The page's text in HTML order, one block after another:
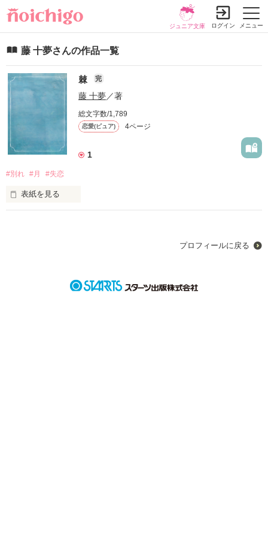
メニュー
ジュニア文庫 ログイン
藤 十夢さんの作品一覧
棘 完
藤 十夢／著
総文字数/1,789
恋愛(ピュア) 4ページ
1
#別れ #月 #失恋
表紙を見る
プロフィールに戻る